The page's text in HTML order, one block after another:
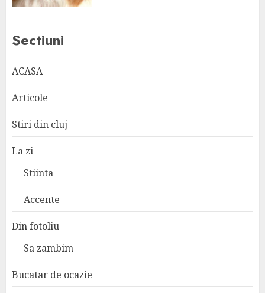
Sectiuni
ACASA
Articole
Stiri din cluj
La zi
Stiinta
Accente
Din fotoliu
Sa zambim
Bucatar de ocazie